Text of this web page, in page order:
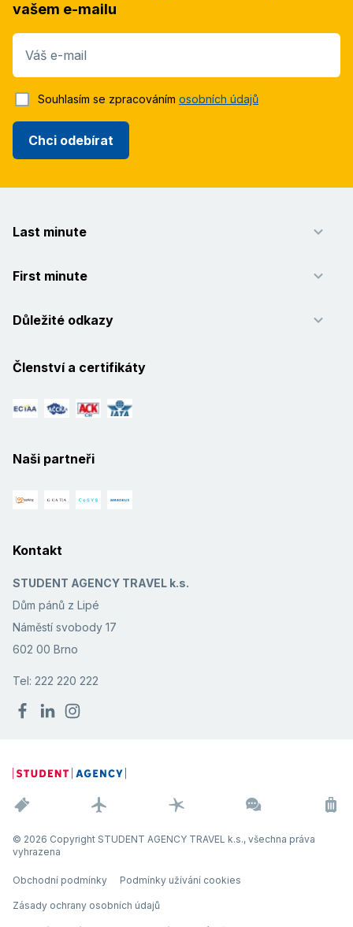
vašem e-mailu
Váš e-mail
Chci odebírat
Souhlasím se zpracováním osobních údajů
Last minute
First minute
Důležité odkazy
Členství a certifikáty
Naši partneři
Kontakt
STUDENT AGENCY TRAVEL k.s.
Dům pánů z Lipé
Náměstí svobody 17
602 00 Brno
Tel: 222 220 222
© 2026 Copyright STUDENT AGENCY TRAVEL k.s., všechna práva
vyhrazena
Obchodní podmínky Podmínky užívání cookies
Zásady ochrany osobních údajů